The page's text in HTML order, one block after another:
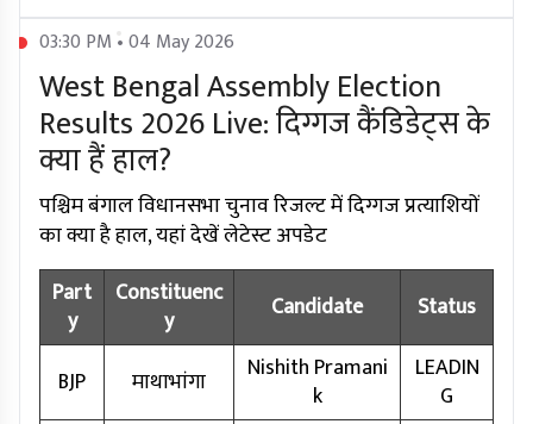
03:30 PM • 04 May 2026
West Bengal Assembly Election
Results 2026 Live: दिग्गज कैंडिडेट्स के
क्या हैं हाल?
पश्चिम बंगाल विधानसभा चुनाव रिजल्ट में दिग्गज प्रत्याशियों
का क्या है हाल, यहां देखें लेटेस्ट अपडेट
Part
y
Constituenc
y
Candidate Status
BJP माथाभांगा
Nishith Pramani
k
LEADIN
G